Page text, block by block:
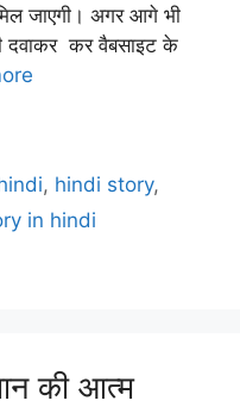
जाएगी। अगर आगे भी
दवाकर कर वैबसाइट के
, hindi story,
in hindi
की आत्म